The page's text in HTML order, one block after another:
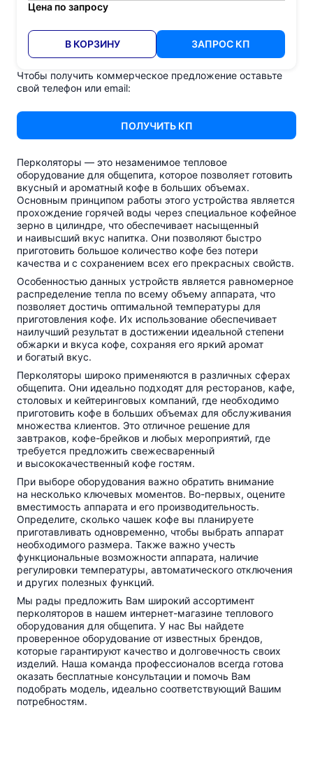
Цена по запросу
В КОРЗИНУ ЗАПРОС КП
Чтобы получить коммерческое предложение оставьте
свой телефон или email:
ПОЛУЧИТЬ КП
Перколяторы — это незаменимое тепловое
оборудование для общепита, которое позволяет готовить
вкусный и ароматный кофе в больших объемах.
Основным принципом работы этого устройства является
прохождение горячей воды через специальное кофейное
зерно в цилиндре, что обеспечивает насыщенный
и наивысший вкус напитка. Они позволяют быстро
приготовить большое количество кофе без потери
качества и с сохранением всех его прекрасных свойств.
Особенностью данных устройств является равномерное
распределение тепла по всему объему аппарата, что
позволяет достичь оптимальной температуры для
приготовления кофе. Их использование обеспечивает
наилучший результат в достижении идеальной степени
обжарки и вкуса кофе, сохраняя его яркий аромат
и богатый вкус.
Перколяторы широко применяются в различных сферах
общепита. Они идеально подходят для ресторанов, кафе,
столовых и кейтеринговых компаний, где необходимо
приготовить кофе в больших объемах для обслуживания
множества клиентов. Это отличное решение для
завтраков, кофе-брейков и любых мероприятий, где
требуется предложить свежесваренный
и высококачественный кофе гостям.
При выборе оборудования важно обратить внимание
на несколько ключевых моментов. Во-первых, оцените
вместимость аппарата и его производительность.
Определите, сколько чашек кофе вы планируете
приготавливать одновременно, чтобы выбрать аппарат
необходимого размера. Также важно учесть
функциональные возможности аппарата, наличие
регулировки температуры, автоматического отключения
и других полезных функций.
Мы рады предложить Вам широкий ассортимент
перколяторов в нашем интернет-магазине теплового
оборудования для общепита. У нас Вы найдете
проверенное оборудование от известных брендов,
которые гарантируют качество и долговечность своих
изделий. Наша команда профессионалов всегда готова
оказать бесплатные консультации и помочь Вам
подобрать модель, идеально соответствующий Вашим
потребностям.